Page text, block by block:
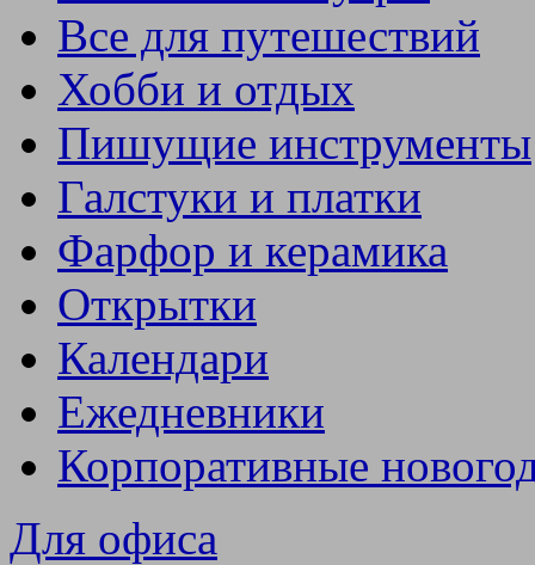
Все для путешествий
Хобби и отдых
Пишущие инструменты
Галстуки и платки
Фарфор и керамика
Открытки
Календари
Ежедневники
Корпоративные
Для офиса